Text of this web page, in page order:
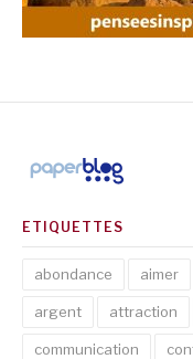
ETIQUETTES
abondance aimer
argent attraction
communication